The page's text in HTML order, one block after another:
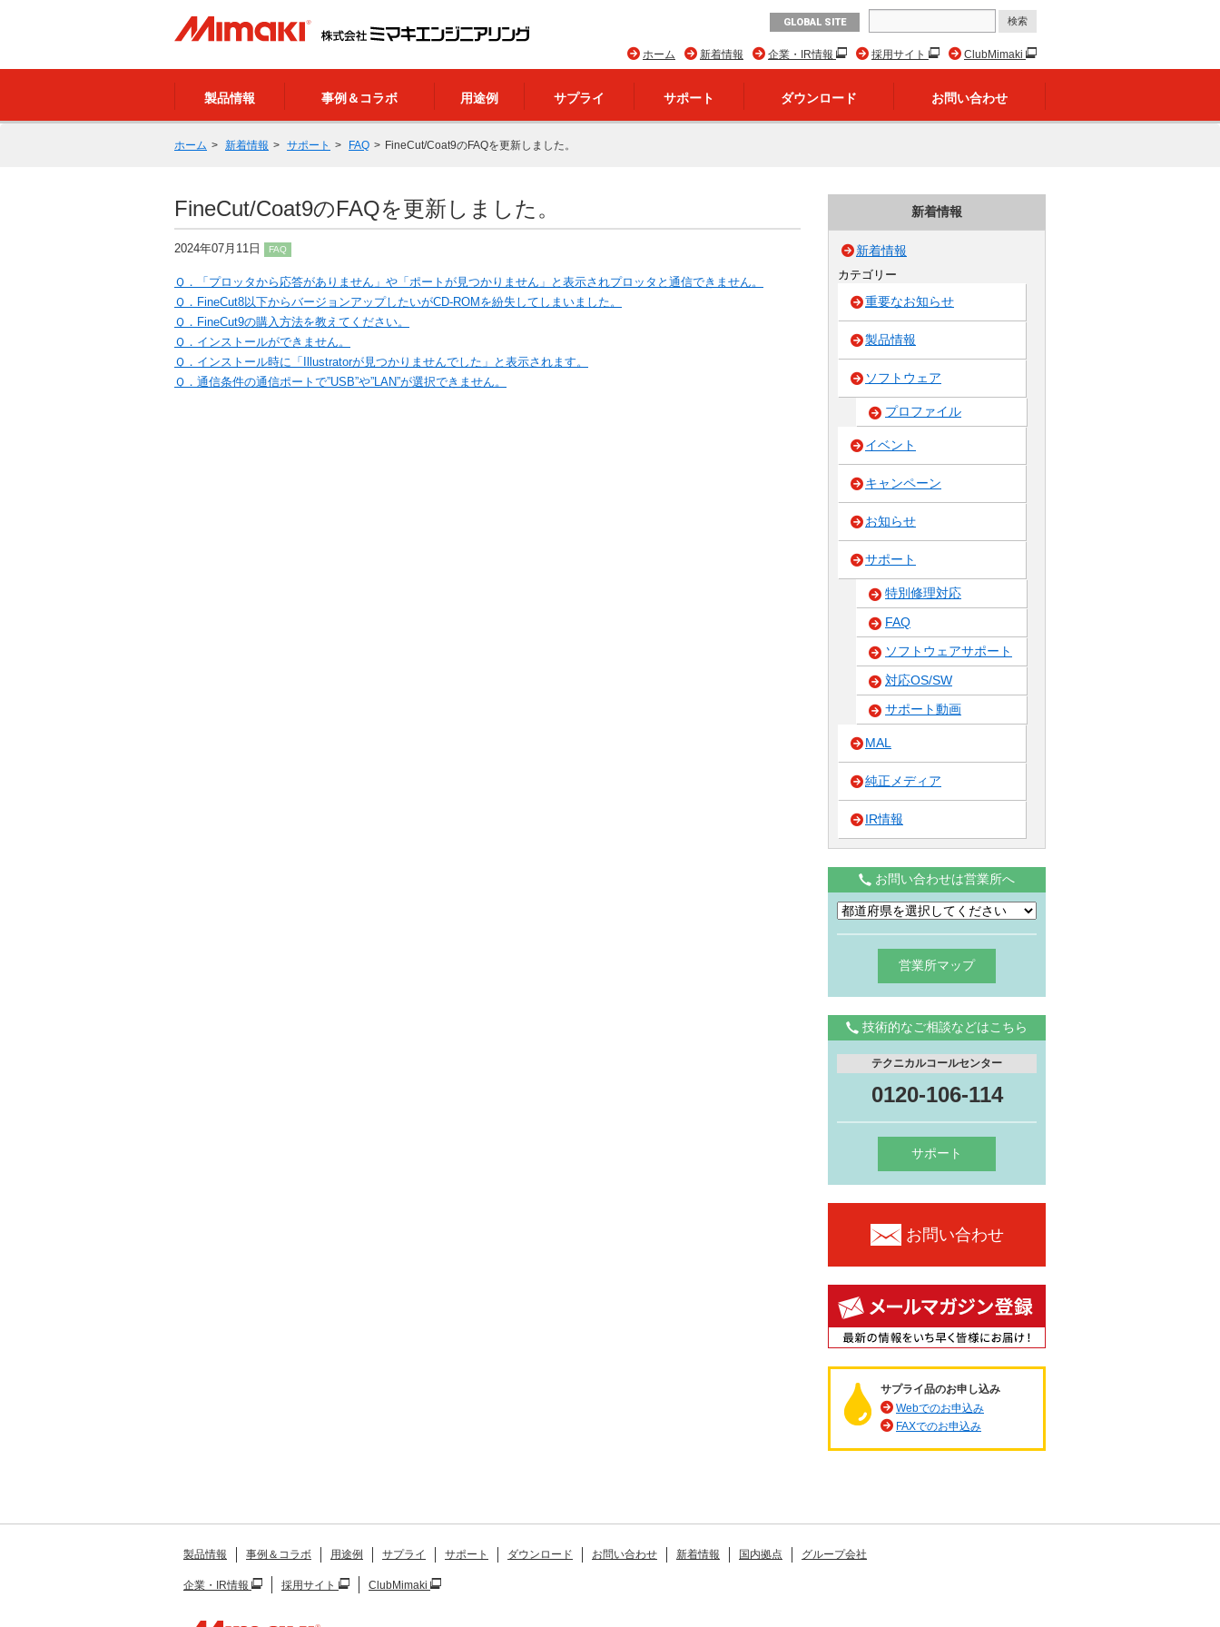
GLOBAL SITE
ClubMimaki
採用サイト
企業・IR情報
新着情報
ホーム
製品情報 事例＆コラボ 用途例 サプライ サポート ダウンロード お問い合わせ
ホーム 新着情報 サポート FAQ FineCut/Coat9のFAQを更新しました。
FineCut/Coat9のFAQを更新しました。
2024年07月11日 FAQ
Ｑ．「プロッタから応答がありません」や「ポートが見つかりません」と表示されプロッタと通信できません。
Ｑ．FineCut8以下からバージョンアップしたいがCD-ROMを紛失してしまいました。
Ｑ．FineCut9の購入方法を教えてください。
Ｑ．インストールができません。
Ｑ．インストール時に「Illustratorが見つかりませんでした」と表示されます。
Ｑ．通信条件の通信ポートで”USB”や”LAN”が選択できません。
新着情報
新着情報
カテゴリー
重要なお知らせ
製品情報
ソフトウェア
プロファイル
イベント
キャンペーン
お知らせ
サポート
特別修理対応
FAQ
ソフトウェアサポート
対応OS/SW
サポート動画
MAL
純正メディア
IR情報
お問い合わせは営業所へ
営業所マップ
技術的なご相談などはこちら
テクニカルコールセンター
0120-106-114
サポート
お問い合わせ
サプライ品のお申し込み
Webでのお申込み
FAXでのお申込み
製品情報 事例＆コラボ 用途例 サプライ サポート ダウンロード お問い合わせ 新着情報 国内拠点 グループ会社
企業・IR情報 採用サイト ClubMimaki